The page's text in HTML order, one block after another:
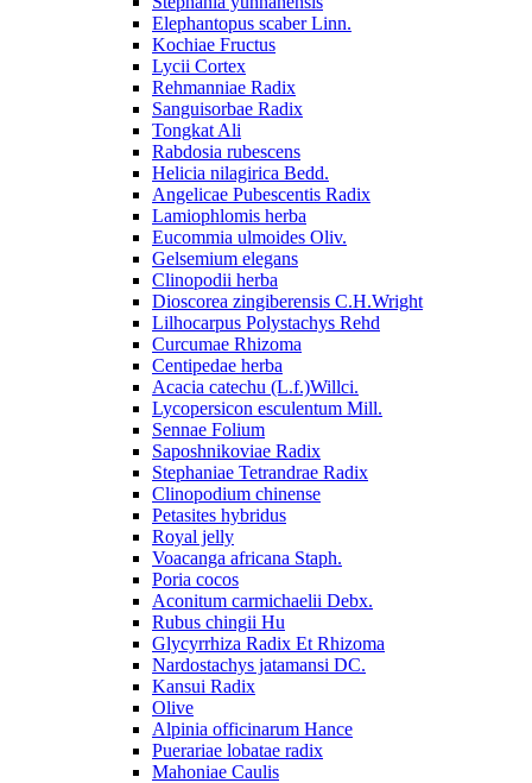
Elephantopus scaber Linn.
Kochiae Fructus
Lycii Cortex
Rehmanniae Radix
Sanguisorbae Radix
Tongkat Ali
Rabdosia rubescens
Helicia nilagirica Bedd.
Angelicae Pubescentis Radix
Lamiophlomis herba
Eucommia ulmoides Oliv.
Gelsemium elegans
Clinopodii herba
Dioscorea zingiberensis C.H.Wright
Lilhocarpus Polystachys Rehd
Curcumae Rhizoma
Centipedae herba
Acacia catechu (L.f.)Willci.
Lycopersicon esculentum Mill.
Sennae Folium
Saposhnikoviae Radix
Stephaniae Tetrandrae Radix
Clinopodium chinense
Petasites hybridus
Royal jelly
Voacanga africana Staph.
Poria cocos
Aconitum carmichaelii Debx.
Rubus chingii Hu
Glycyrrhiza Radix Et Rhizoma
Nardostachys jatamansi DC.
Kansui Radix
Olive
Alpinia officinarum Hance
Puerariae lobatae radix
Mahoniae Caulis